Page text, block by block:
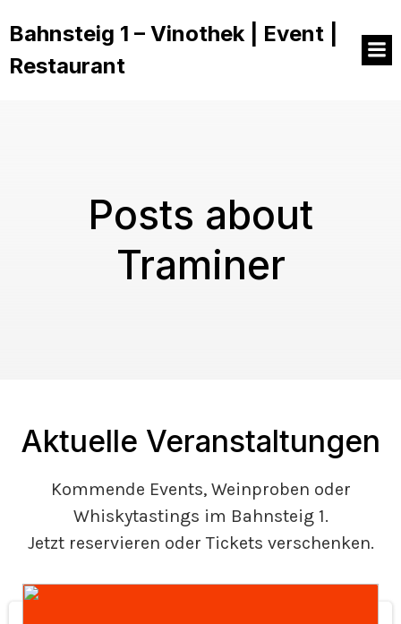
Bahnsteig 1 – Vinothek | Event |
Restaurant
Posts about
Traminer
Aktuelle Veranstaltungen
Kommende Events, Weinproben oder
Whiskytastings im Bahnsteig 1.
Jetzt reservieren oder Tickets verschenken.